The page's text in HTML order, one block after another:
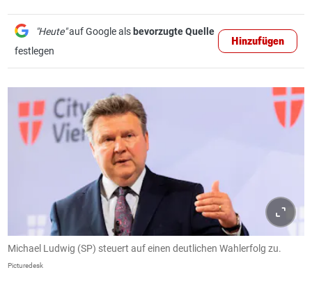
"Heute"auf Google als bevorzugte Quelle
festlegen
Hinzufügen
Michael Ludwig (SP) steuert auf einen deutlichen Wahlerfolg zu.
Picturedesk